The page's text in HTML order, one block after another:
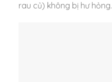
rau củ) không bị hư hỏng.